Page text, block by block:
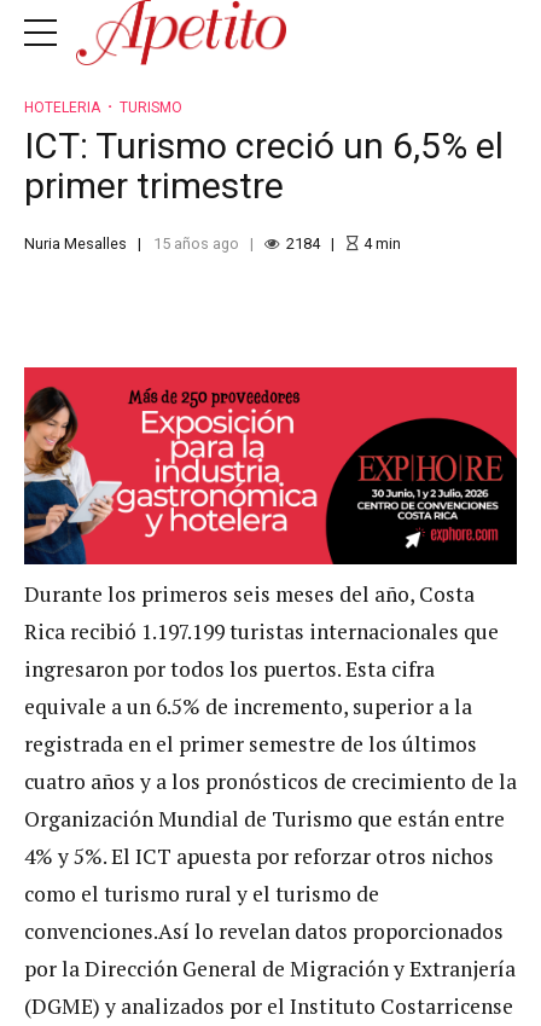
HOTELERIA TURISMO
ICT: Turismo creció un 6,5% el
primer trimestre
Nuria Mesalles 15 años ago 2184 4min
Durante los primeros seis meses del año, Costa
Rica recibió 1.197.199 turistas internacionales que
ingresaron por todos los puertos. Esta cifra
equivale a un 6.5% de incremento, superior a la
registrada en el primer semestre de los últimos
cuatro años y a los pronósticos de crecimiento de la
Organización Mundial de Turismo que están entre
4% y 5%. El ICT apuesta por reforzar otros nichos
como el turismo rural y el turismo de
convenciones.Así lo revelan datos proporcionados
por la Dirección General de Migración y Extranjería
(DGME) y analizados por el Instituto Costarricense